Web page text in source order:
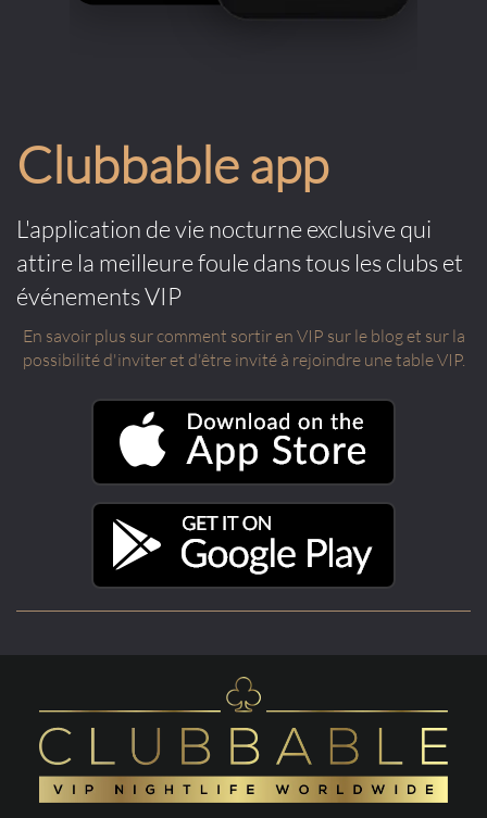
Clubbable app
L'application de vie nocturne exclusive qui
attire la meilleure foule dans tous les clubs et
événements VIP
En savoir plus sur comment sortir en VIP sur le blog et sur la
possibilité d'inviter et d'être invité à rejoindre une table VIP.